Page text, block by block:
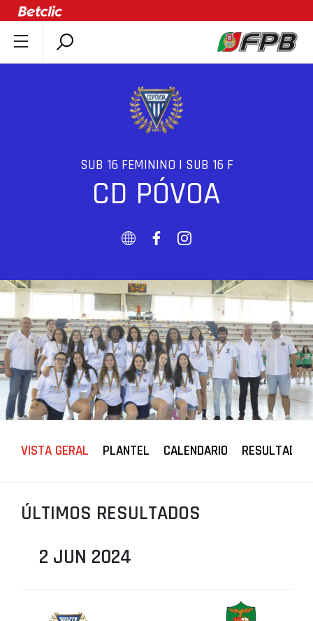
SOBRE A FPB
ASSOCIAÇÕES
MINIBASQUETE
ÁREA TÉCNICA
PROJETOS
LIGA BETCLIC MASCULINA
LIGA BETCLIC FEMININA
SUB 16 FEMININO | SUB 16 F
CD PÓVOA
VISTA GERAL PLANTEL CALENDARIO RESULTADOS
ÚLTIMOS RESULTADOS
2 JUN 2024